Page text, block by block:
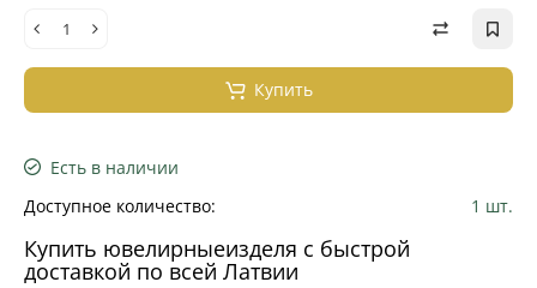
Купить
Есть в наличии
Доступное количество:
1 шт.
Купить ювелирныеизделя с быстрой
доставкой по всей Латвии